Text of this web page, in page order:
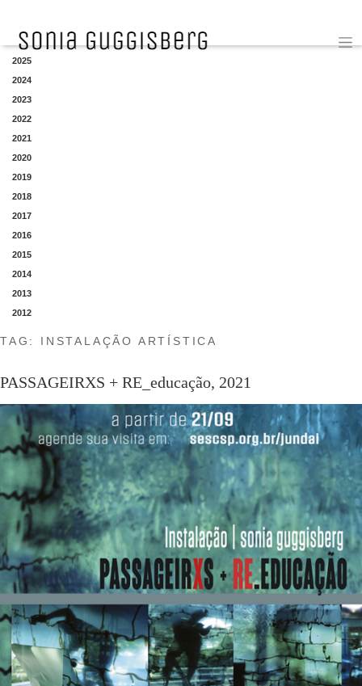
YEAR
2025
2024
2023
2022
2021
2020
2019
2018
2017
2016
2015
2014
2013
2012
TAG: INSTALAÇÃO ARTÍSTICA
PASSAGEIRXS + RE_educação, 2021